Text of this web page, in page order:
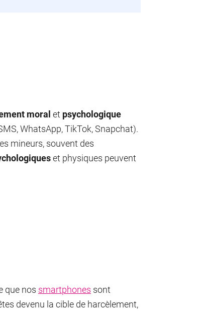
moral et psychologique
WhatsApp, TikTok, Snapchat).
mineurs, souvent des
et physiques peuvent
que nos smartphones sont
devenu la cible de harcèlement,